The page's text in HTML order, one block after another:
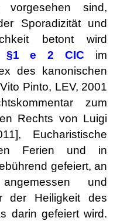
vorgesehen sind,
Sporadizität und
betont wird
§1 e 2 CIC im
des kanonischen
Pinto, LEV, 2001
zum
Rechts von Luigi
Eucharistische
Ferien und in
gefeiert, an
und
der Heiligkeit des
darin gefeiert wird.